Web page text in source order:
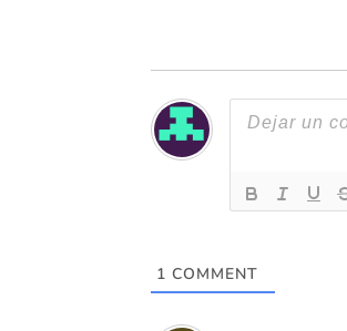
1 COMMENT